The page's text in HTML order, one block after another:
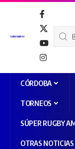
CÓRDOBA
TORNEOS
SÚPER RUGBY
OTRAS NOTICIAS